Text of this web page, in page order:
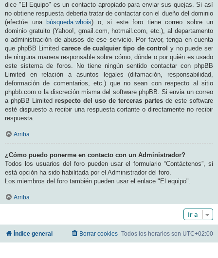
dice "El Equipo" es un contacto apropiado para enviar sus quejas. Si así
no obtiene respuesta debería tratar de contactar con el dueño del dominio
(efectúe una
búsqueda whois) o, si este foro tiene correo sobre un
dominio gratuito (Yahoo!, gmail.com, hotmail.com, etc.), al departamento
o administración de abusos de ese servicio. Por favor, tenga en cuenta
que phpBB Limited carece de cualquier tipo de control y no puede ser
de ninguna manera responsable sobre cómo, dónde o por quién es usado
este sistema de foros. No tiene ningún sentido contactar con phpBB
Limited en relación a asuntos legales (difamación, responsabilidad,
deformación de comentarios, etc.) que no sean con respecto al sitio
phpbb.com o la discreción misma del software phpBB. Si envia un correo
a phpBB Limited respecto del uso de terceras partes de este software
esté dispuesto a recibir una respuesta cortante o directamente no recibir
respuesta.
Arriba
¿Cómo puedo ponerme en contacto con un Administrador?
Todos los usuarios del foro pueden usar el formulario “Contáctenos”, si
está opción ha sido habilitada por el Administrador del foro.
Los miembros del foro también pueden usar el enlace "El equipo".
Arriba
Ir a
Índice general Todos los horarios son UTC+02:00
Borrar cookies